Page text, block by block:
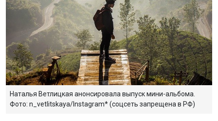
Наталья Ветлицкая анонсировала выпуск мини-альбома.
Фото: n_vetlitskaya/Instagram* (соцсеть запрещена в РФ)